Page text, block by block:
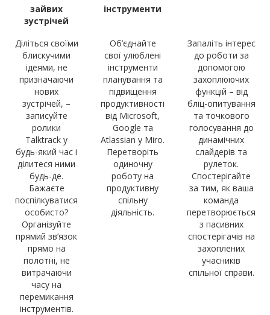
зайвих
зустрічей
інструменти
Діліться своїми
блискучими
ідеями, не
призначаючи
нових
зустрічей, –
записуйте
ролики
Talktrack у
будь-який час і
ділитеся ними
будь-де.
Бажаєте
поспілкуватися
особисто?
Організуйте
прямий зв’язок
прямо на
полотні, не
витрачаючи
часу на
перемикання
інструментів.
Об’єднайте
свої улюблені
інструменти
планування та
підвищення
продуктивності
від Microsoft,
Google та
Atlassian у Miro.
Перетворіть
одиночну
роботу на
продуктивну
спільну
діяльність.
Запаліть інтерес
до роботи за
допомогою
захоплюючих
функцій – від
бліц-опитування
та точкового
голосування до
динамічних
слайдерів та
рулеток.
Спостерігайте
за тим, як ваша
команда
перетворюється
з пасивних
спостерігачів на
захоплених
учасників
спільної справи.